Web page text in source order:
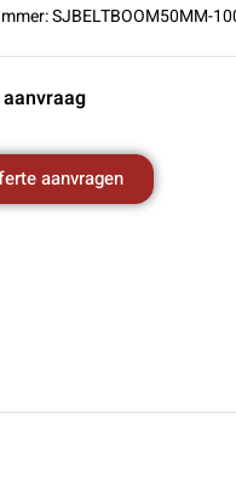
SJBELTBOOM50MM-
aanvragen